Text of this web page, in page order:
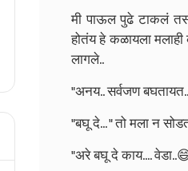
मी पाऊल पुढे टाकलं
होतंय हे कळायला
लागले..
"अनय.. सर्वजण
"बघू दे... " तो मला न
"अरे बघू दे काय....